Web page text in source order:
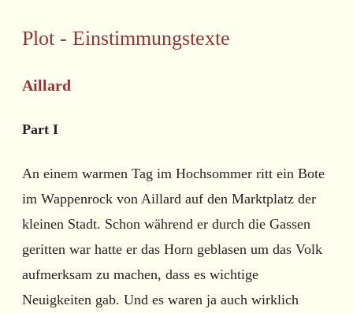
Plot - Einstimmungstexte
Aillard
Part I
An einem warmen Tag im Hochsommer ritt ein Bote
im Wappenrock von Aillard auf den Marktplatz der
kleinen Stadt. Schon während er durch die Gassen
geritten war hatte er das Horn geblasen um das Volk
aufmerksam zu machen, dass es wichtige
Neuigkeiten gab. Und es waren ja auch wirklich